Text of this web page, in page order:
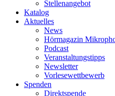
Stellenangebot
Katalog
Aktuelles
News
Hörmagazin
Podcast
Veranstaltungstipps
Newsletter
Vorlesewettbewerb
Spenden
Direktspende